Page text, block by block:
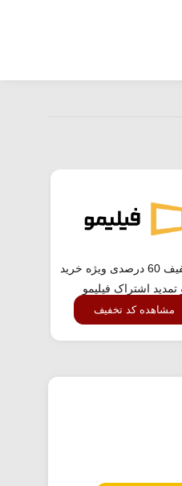
کد تخفیف 60 درصدی ویژه خرید
تمدید اشتراک فیلیمو
مشاهده کد تخفیف